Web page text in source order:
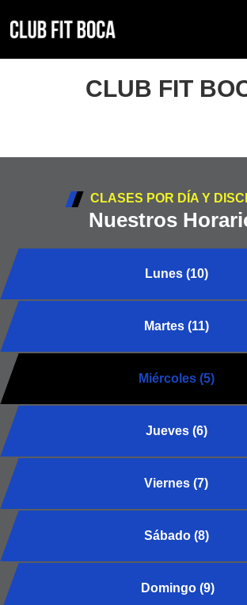
CLUB FIT
CLASES POR DÍA Y
Nuestros
Lunes (10)
Martes (11)
Miércoles (5)
Jueves (6)
Viernes (7)
Sábado (8)
Domingo (9)